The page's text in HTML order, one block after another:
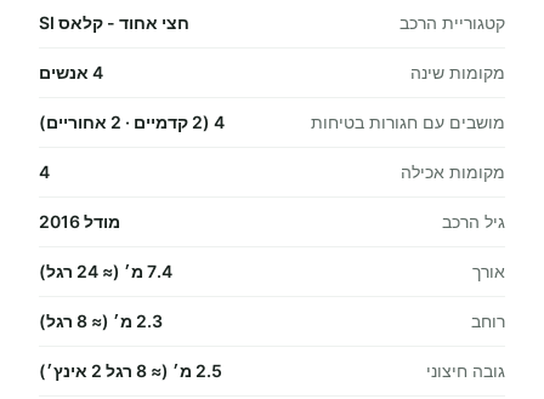
קטגוריית הרכב חצי אחוד - קלאס SI
מקומות שינה 4 אנשים
מושבים עם חגורות בטיחות 4 (2 קדמיים · 2 אחוריים)
מקומות אכילה 4
גיל הרכב מודל 2016
אורך 7.4 מ׳ (≈ 24 רגל)
רוחב 2.3 מ׳ (≈ 8 רגל)
גובה חיצוני 2.5 מ׳ (≈ 8 רגל 2 אינץ׳)